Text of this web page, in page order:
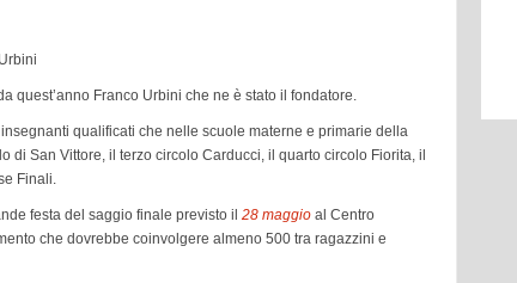
quest’anno Franco Urbini che ne è stato il fondatore.
qualificati che nelle scuole materne e primarie della
San Vittore, il terzo circolo Carducci, il quarto circolo Fiorita, il
Finali.
festa del saggio finale previsto il 28 maggio al Centro
che dovrebbe coinvolgere almeno 500 tra ragazzini e